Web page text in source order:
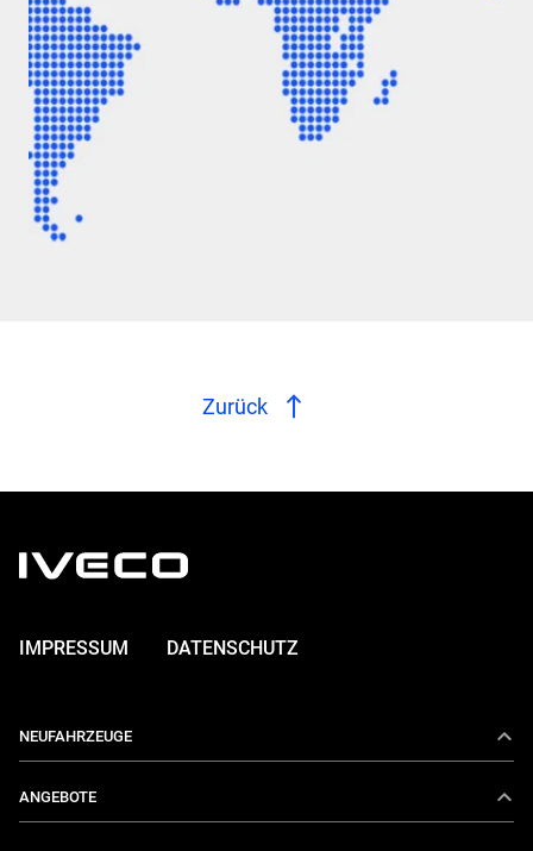
Zurück
IMPRESSUM DATENSCHUTZ
NEUFAHRZEUGE
ANGEBOTE